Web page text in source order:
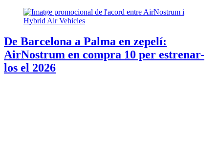
De Barcelona a Palma en zepelí:
AirNostrum en compra 10 per estrenar-
los el 2026